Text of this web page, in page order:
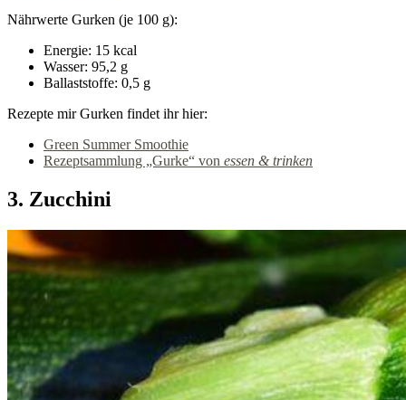
Nährwerte Gurken (je 100 g):
Energie: 15 kcal
Wasser: 95,2 g
Ballaststoffe: 0,5 g
Rezepte mir Gurken findet ihr hier:
Green Summer Smoothie
Rezeptsammlung „Gurke“ von essen & trinken
3. Zucchini